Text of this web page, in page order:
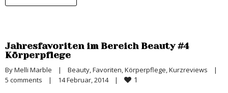
Jahresfavoriten im Bereich Beauty #4
Körperpflege
By Melli Marble | Beauty, Favoriten, Körperpflege, Kurzreviews
|
5 comments
| 14 Februar, 2014 | 1